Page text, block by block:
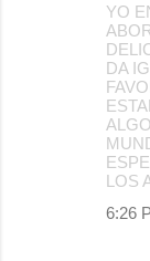
YO
DA
LOS
6:26